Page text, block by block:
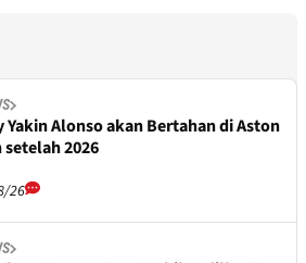
Yakin Alonso akan Bertahan di Aston
2026
26